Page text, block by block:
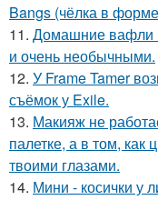
Bangs (чёлка в
11. Домашние вафли
и очень необычными.
12. У Frame Tamer
съёмок у Exile.
13. Макияж не
палетке, а в том, как
твоими глазами.
14. Мини - косички у